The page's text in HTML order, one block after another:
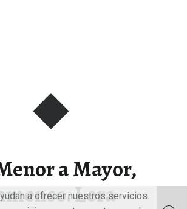
a Mayor,
Lera
a ofrecer nuestros servicios.